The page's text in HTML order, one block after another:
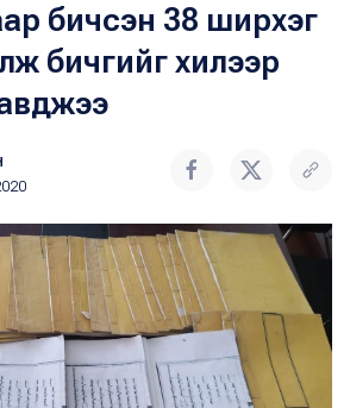
бичсэн 38 ширхэг
бичгийг хилээр